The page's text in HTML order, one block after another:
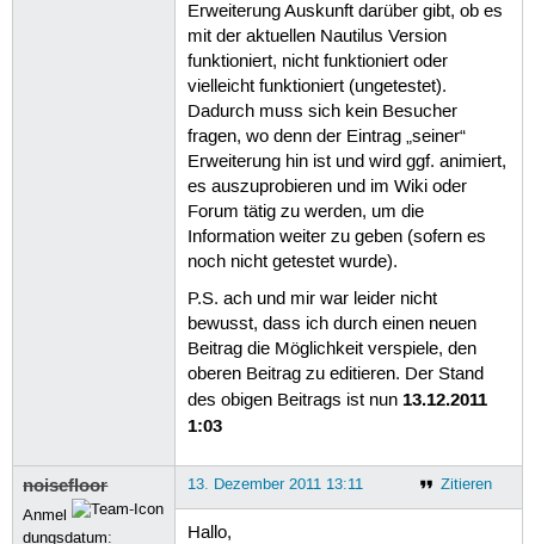
Erweiterung Auskunft darüber gibt, ob es
mit der aktuellen Nautilus Version
funktioniert, nicht funktioniert oder
vielleicht funktioniert (ungetestet).
Dadurch muss sich kein Besucher
fragen, wo denn der Eintrag „seiner“
Erweiterung hin ist und wird ggf. animiert,
es auszuprobieren und im Wiki oder
Forum tätig zu werden, um die
Information weiter zu geben (sofern es
noch nicht getestet wurde).
P.S. ach und mir war leider nicht
bewusst, dass ich durch einen neuen
Beitrag die Möglichkeit verspiele, den
oberen Beitrag zu editieren. Der Stand
des obigen Beitrags ist nun 13.12.2011
1:03
noisefloor
Anmel
dungsdatum:
Zitieren
13. Dezember 2011 13:11
Hallo,